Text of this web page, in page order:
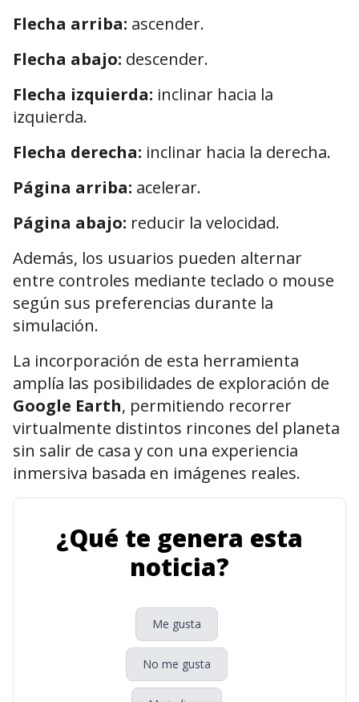
Flecha arriba: ascender.
Flecha abajo: descender.
Flecha izquierda: inclinar hacia la
izquierda.
Flecha derecha: inclinar hacia la derecha.
Página arriba: acelerar.
Página abajo: reducir la velocidad.
Además, los usuarios pueden alternar
entre controles mediante teclado o mouse
según sus preferencias durante la
simulación.
La incorporación de esta herramienta
amplía las posibilidades de exploración de
Google Earth, permitiendo recorrer
virtualmente distintos rincones del planeta
sin salir de casa y con una experiencia
inmersiva basada en imágenes reales.
¿Qué te genera esta
noticia?
Me gusta
No me gusta